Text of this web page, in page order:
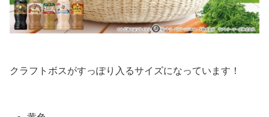
クラフトボスがすっぽり入るサイズになっています！